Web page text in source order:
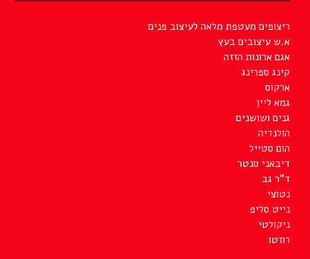
ריצופים מעטפת מלאה לעיצוב פנים
א.ש עיצובים בעץ
אגם ארונות הזזה
קינג ספרינג
ארקוס
גמא ליין
גנים ושושנים
הולנדיה
הום סטייל
דיבאני סנטר
ד"ר גב
נטוצי
נייט סליפ
ניקולטי
רוזטו